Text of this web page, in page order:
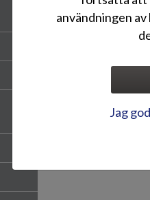
användningen av
Jag